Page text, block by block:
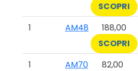
SCOPRI
1
AM48 188,00
SCOPRI
1
AM70 82,00